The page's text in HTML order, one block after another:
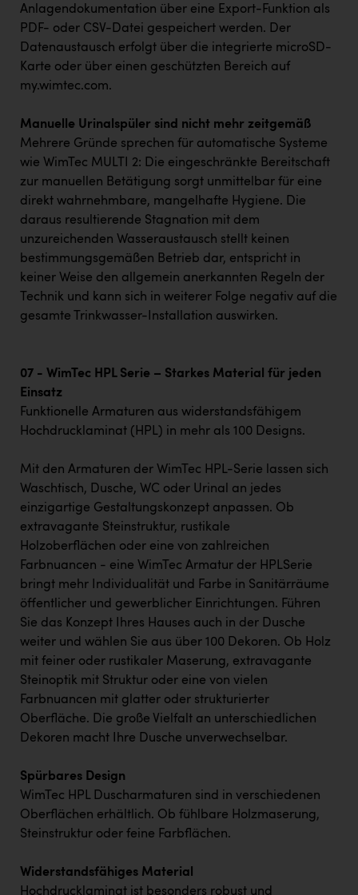
Anlagendokumentation über eine Export-Funktion als
PDF- oder CSV-Datei gespeichert werden. Der
Datenaustausch erfolgt über die integrierte microSD-
Karte oder über einen geschützten Bereich auf
my.wimtec.com.
Manuelle Urinalspüler sind nicht mehr zeitgemäß
Mehrere Gründe sprechen für automatische Systeme
wie WimTec MULTI 2: Die eingeschränkte Bereitschaft
zur manuellen Betätigung sorgt unmittelbar für eine
direkt wahrnehmbare, mangelhafte Hygiene. Die
daraus resultierende Stagnation mit dem
unzureichenden Wasseraustausch stellt keinen
bestimmungsgemäßen Betrieb dar, entspricht in
keiner Weise den allgemein anerkannten Regeln der
Technik und kann sich in weiterer Folge negativ auf die
gesamte Trinkwasser-Installation auswirken.
07 - WimTec HPL Serie – Starkes Material für jeden
Einsatz
Funktionelle Armaturen aus widerstandsfähigem
Hochdrucklaminat (HPL) in mehr als 100 Designs.
Mit den Armaturen der WimTec HPL-Serie lassen sich
Waschtisch, Dusche, WC oder Urinal an jedes
einzigartige Gestaltungskonzept anpassen. Ob
extravagante Steinstruktur, rustikale
Holzoberflächen oder eine von zahlreichen
Farbnuancen - eine WimTec Armatur der HPLSerie
bringt mehr Individualität und Farbe in Sanitärräume
öffentlicher und gewerblicher Einrichtungen. Führen
Sie das Konzept Ihres Hauses auch in der Dusche
weiter und wählen Sie aus über 100 Dekoren. Ob Holz
mit feiner oder rustikaler Maserung, extravagante
Steinoptik mit Struktur oder eine von vielen
Farbnuancen mit glatter oder strukturierter
Oberfläche. Die große Vielfalt an unterschiedlichen
Dekoren macht Ihre Dusche unverwechselbar.
Spürbares Design
WimTec HPL Duscharmaturen sind in verschiedenen
Oberflächen erhältlich. Ob fühlbare Holzmaserung,
Steinstruktur oder feine Farbflächen.
Widerstandsfähiges Material
Hochdrucklaminat ist besonders robust und